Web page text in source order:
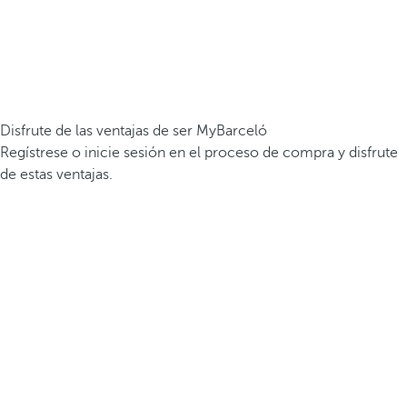
Disfrute de las ventajas de ser MyBarceló
Regístrese o inicie sesión en el proceso de compra y disfrute
de estas ventajas.